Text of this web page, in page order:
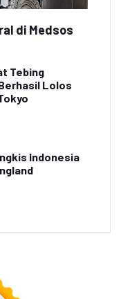
di Medsos
Tebing
Lolos
Indonesia